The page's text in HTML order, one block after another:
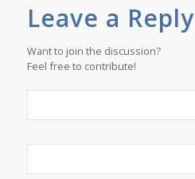
Leave a Reply
Want to join the discussion?
Feel free to contribute!